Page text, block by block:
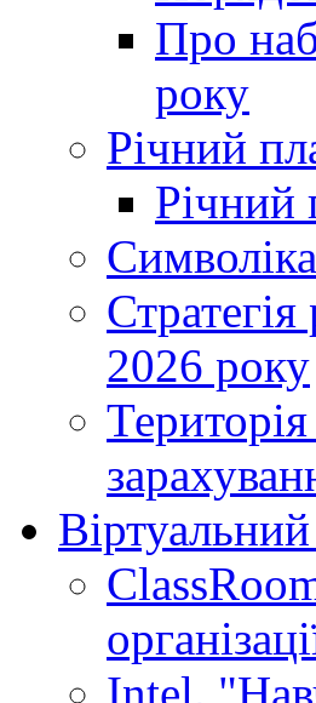
Про
року
Річний
Річний
2026 року
Intel.